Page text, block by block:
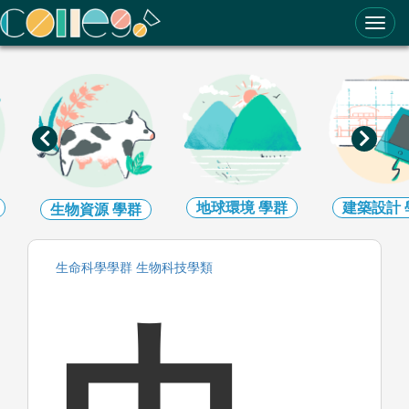
ColleGo! 大學選才與高中育才輔助系統
生物資源學群 地球環境學群 建築設計
生命科學學群 生物科技學類